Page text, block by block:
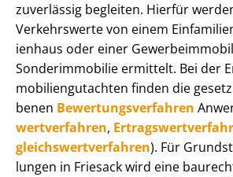
zuverlässig begleiten. Hierfür
Verkehrswerte von einem
i­en­haus oder einer
Sonderimmobilie ermittelt. Bei der
mo­bi­li­en­gut­ach­ten finden die
be­nen Be­wer­tungs­ver­fah­ren
wert­ver­fah­ren,
gleichs­wert­ver­fah­ren). Für
lun­gen in Friesack wird eine